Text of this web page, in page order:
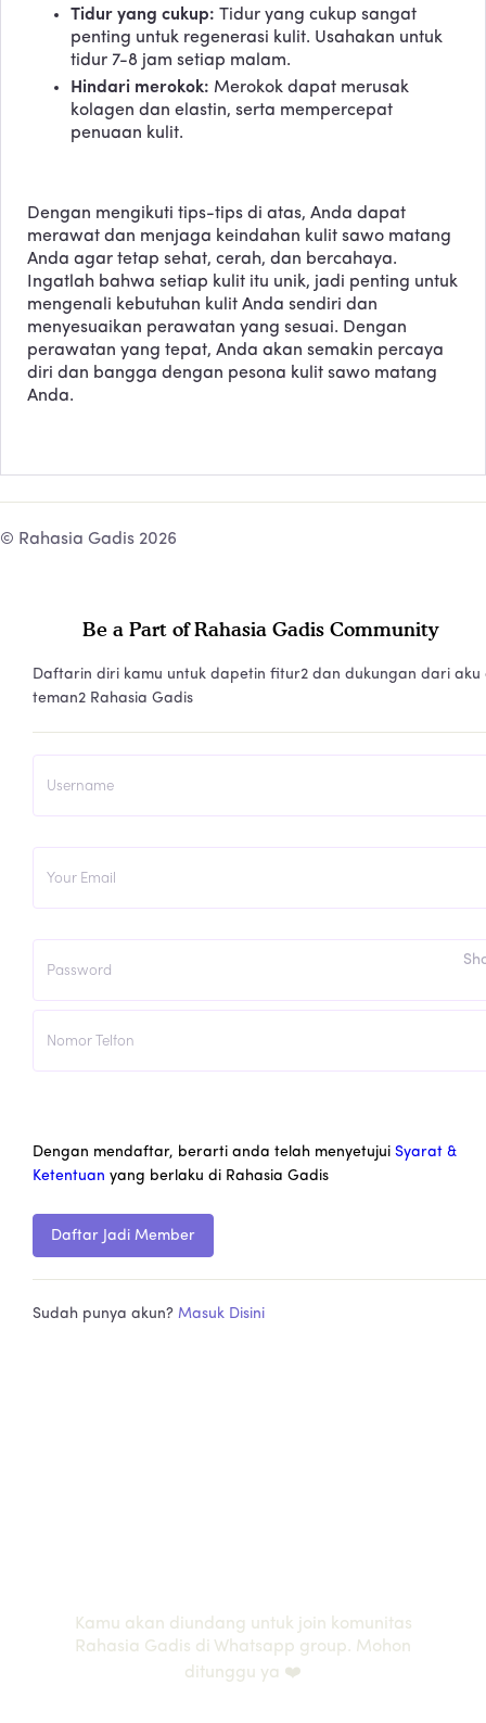
Tidur yang cukup: Tidur yang cukup sangat
penting untuk regenerasi kulit. Usahakan untuk
tidur 7-8 jam setiap malam.
Hindari merokok: Merokok dapat merusak
kolagen dan elastin, serta mempercepat
penuaan kulit.
Dengan mengikuti tips-tips di atas, Anda dapat
merawat dan menjaga keindahan kulit sawo matang
Anda agar tetap sehat, cerah, dan bercahaya.
Ingatlah bahwa setiap kulit itu unik, jadi penting untuk
mengenali kebutuhan kulit Anda sendiri dan
menyesuaikan perawatan yang sesuai. Dengan
perawatan yang tepat, Anda akan semakin percaya
diri dan bangga dengan pesona kulit sawo matang
Anda.
© Rahasia Gadis 2026
Be a Part of Rahasia Gadis Community
Daftarin diri kamu untuk dapetin fitur2 dan dukungan dari aku
teman2 Rahasia Gadis
Dengan mendaftar, berarti anda telah menyetujui Syarat &
Ketentuan yang berlaku di Rahasia Gadis
Daftar Jadi Member
Sudah punya akun? Masuk Disini
Kamu akan diundang untuk join komunitas
Rahasia Gadis di Whatsapp group. Mohon
ditunggu ya ❤️